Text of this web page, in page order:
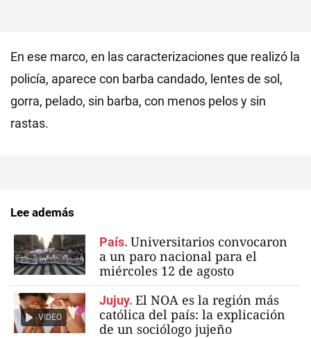
En ese marco, en las caracterizaciones que realizó la
policía, aparece con barba candado, lentes de sol,
gorra, pelado, sin barba, con menos pelos y sin
rastas.
Lee además
País. Universitarios convocaron
a un paro nacional para el
miércoles 12 de agosto
VIDEO
Jujuy. El NOA es la región más
católica del país: la explicación
de un sociólogo jujeño